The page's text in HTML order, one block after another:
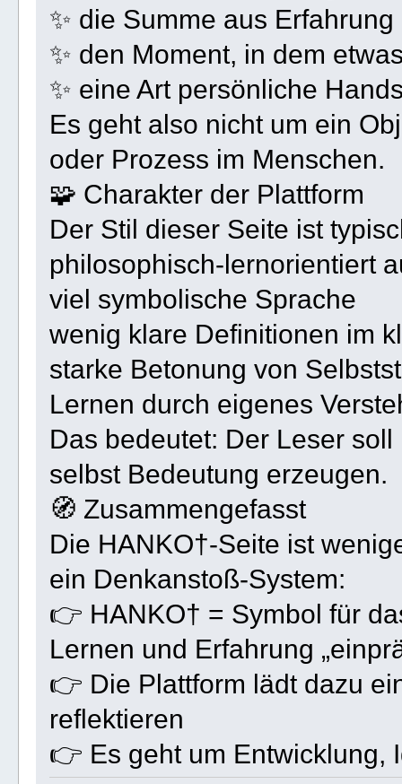
✨ die Summe aus
✨ den Moment, in dem
✨ eine Art persönliche
Es geht also nicht um ein
oder Prozess im Menschen.
🧩 Charakter der Plattform
Der Stil dieser Seite ist
philosophisch-lernorientiert
viel symbolische Sprache
wenig klare Definitionen im
starke Betonung von
Lernen durch eigenes
Das bedeutet: Der Leser
selbst Bedeutung erzeugen.
🧭 Zusammengefasst
Die HANKO†-Seite ist
ein Denkanstoß-System:
👉 HANKO† = Symbol für
Lernen und Erfahrung
👉 Die Plattform lädt dazu
reflektieren
👉 Es geht um Entwicklung,